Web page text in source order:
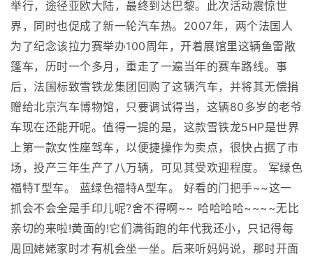
举行，途径亚欧大陆，最终到达巴黎。此次活动震惊世
界，同时也促成了新一轮汽车热。2007年，两个法国人
为了纪念该拉力赛举办100周年，开着展馆里这辆鱼雷敞
篷车，历时一个多月，重走了一遍当年的赛车路线。事
后，法国标致雪铁龙集团回购了这辆汽车，并将其无偿捐
赠给北京汽车博物馆，只要调试得当，这辆80多岁的老爷
车现在还能开呢。值得一提的是，这款雪铁龙5HP是世界
上第一款女性座驾车，以便捷操作为卖点，很快占据了市
场，投产三年生产了八万辆，可见其受欢迎程度。 军绿色
福特T型车。 蓝绿色福特A型车。 好看的门把手~~这一
抓会不会全是手印儿呢?舍不得啊~~ 哈哈哈哈~~~~无比
亲切的来啦!黄面的!它们满街跑的年代我还小，只记得每
周回姥姥家时才有机会坐一坐。后来听妈妈说，那时开面